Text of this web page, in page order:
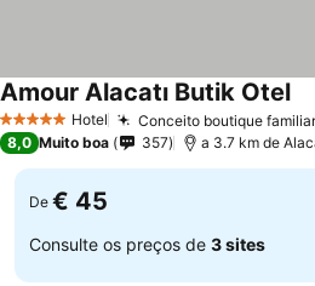
5 Estrelas Hotel Conceito boutique
Amour Alacatı Butik Otel
8,0 Muito boa 357 a 3.7 km de
De € 45
Consulte os preços de 3 sites